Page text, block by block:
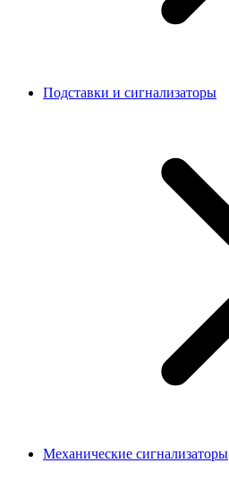
Подставки и сигнализаторы
Механические сигнализаторы